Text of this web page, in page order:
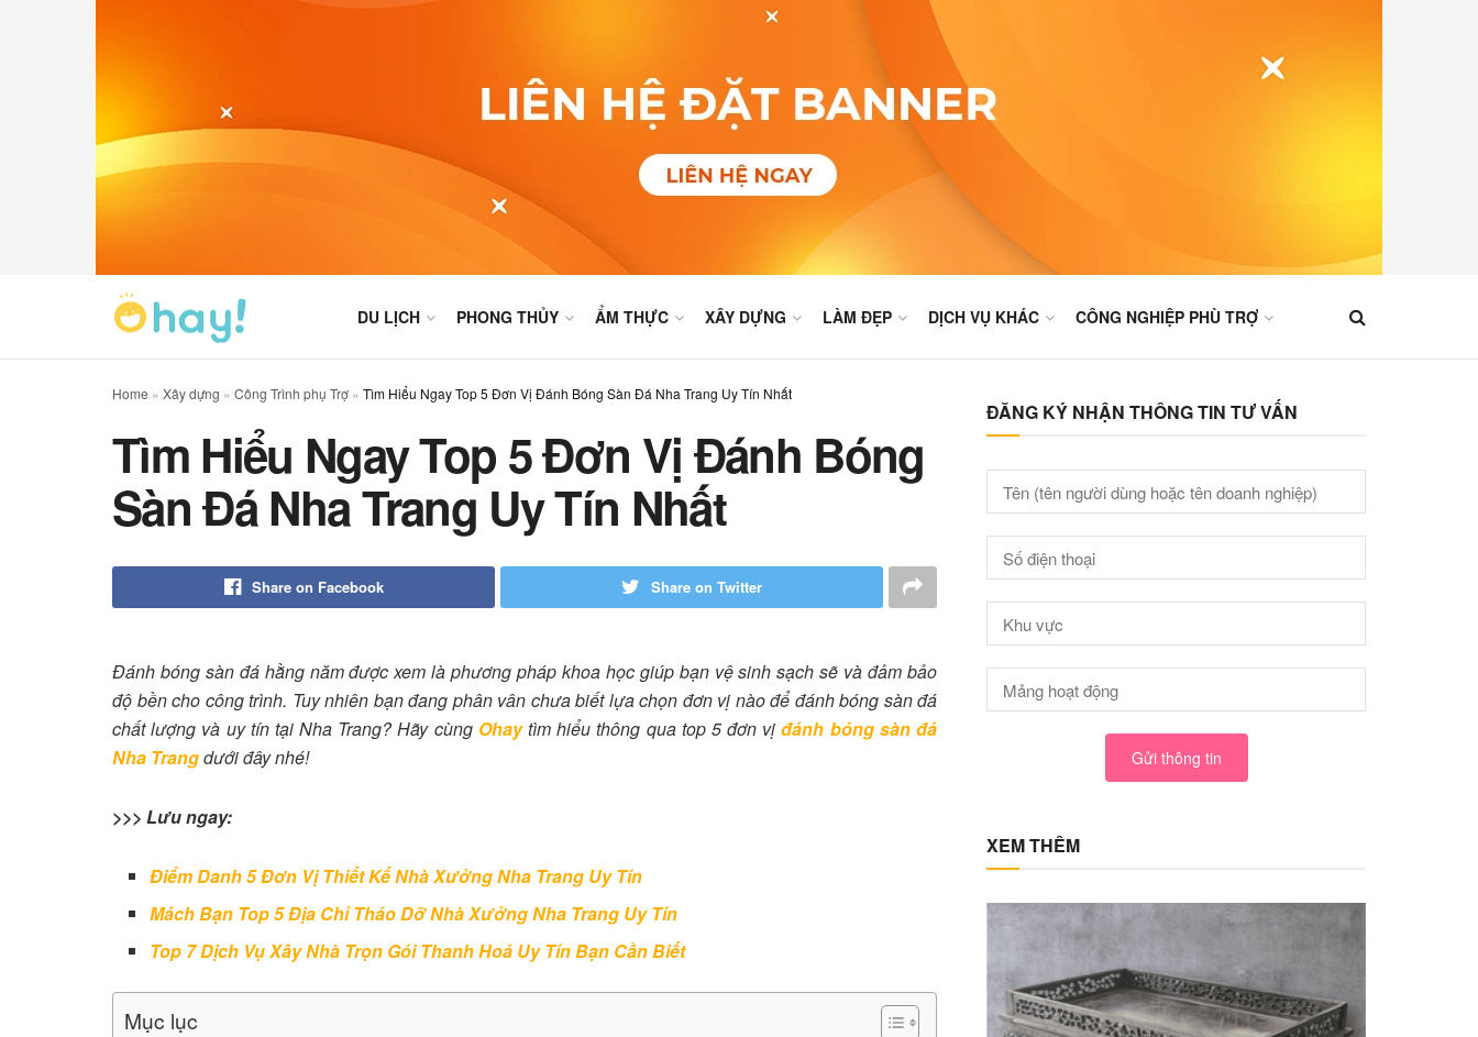
DU LỊCH PHONG THỦY ẨM THỰC XÂY DỰNG LÀM ĐẸP DỊCH VỤ KHÁC CÔNG NGHIỆP PHÙ TRỢ
Home » Xây dựng » Công Trình phụ Trợ » Tìm Hiểu Ngay Top 5 Đơn Vị Đánh Bóng Sàn Đá Nha Trang Uy Tín Nhất
Tìm Hiểu Ngay Top 5 Đơn Vị Đánh Bóng
Sàn Đá Nha Trang Uy Tín Nhất
Share on Facebook Share on Twitter
Đánh bóng sàn đá hằng năm được xem là phương pháp khoa học giúp bạn vệ sinh sạch sẽ và đảm bảo
độ bền cho công trình. Tuy nhiên bạn đang phân vân chưa biết lựa chọn đơn vị nào để đánh bóng sàn đá
chất lượng và uy tín tại Nha Trang? Hãy cùng Ohaytìm hiểu thông qua top 5 đơn vịđánh bóngsàn đá
Nha Trangdưới đây nhé!
>>> Lưu ngay:
Điểm Danh 5 Đơn Vị Thiết Kế Nhà Xưởng Nha Trang Uy Tín
Mách Bạn Top 5 Địa Chỉ Tháo Dỡ Nhà Xưởng Nha Trang Uy Tín
Top 7 Dịch Vụ Xây Nhà Trọn Gói Thanh Hoá Uy Tín Bạn Cần Biết
Mục lục
ĐĂNG KÝ NHẬN THÔNG TIN TƯ VẤN
Gửi thông tin
XEM THÊM